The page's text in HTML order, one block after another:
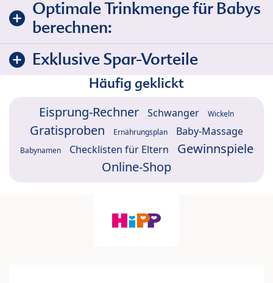
Optimale Trinkmenge für Babys
berechnen:
Exklusive Spar-Vorteile
Häufig geklickt
Eisprung-Rechner Schwanger Wickeln
Gratisproben Ernährungsplan Baby-Massage
Babynamen Checklisten für Eltern
Gewinnspiele
Online-Shop